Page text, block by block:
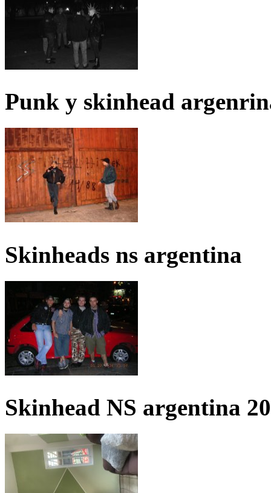
Punk y skinhead
Skinheads ns argentina
Skinhead NS argentina